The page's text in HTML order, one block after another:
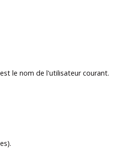
le nom de l'utilisateur courant.